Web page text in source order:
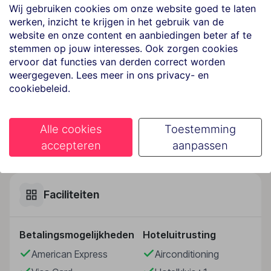
Dit hotel heet de gasten in Ischia Porto welkom.
Hotelfaciliteiten
Dit hotel beschikt over een lift en een receptie. Tot
het serviceaanbod behoren een kluis en een
wisselkantoor. In het verblijf is Wi-Fi verkrijgbaar. De
tourdesk biedt ondersteuning bij het boeken van
winkels voorhanden. Op het terrein van het hotel
bevinden zich een mooie tuin en een fraaie
speelplaats. Tot de overige voorzieningen van het
het verblijf parkeren. Onder de beschikbare
een transferservice, kamerservice, een wasservice en
een muntwasserette. Actieve gasten die de omgeving
op de fiets willen ontdekken, zullen de
Faciliteiten
Betalingsmogelijkheden
American Express
Hoteluitrusting
Airconditioning
Wij gebruiken cookies om onze website goed te laten
werken, inzicht te krijgen in het gebruik van de
website en onze content en aanbiedingen beter af te
stemmen op jouw interesses. Ook zorgen cookies
ervoor dat functies van derden correct worden
weergegeven. Lees meer in ons privacy- en
cookiebeleid.
Alle cookies
accepteren
Toestemming
aanpassen